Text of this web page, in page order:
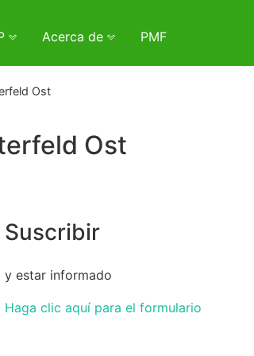
Acerca de PMF
Ost
Ost
Suscribir
y estar informado
Haga clic aquí para el formulario